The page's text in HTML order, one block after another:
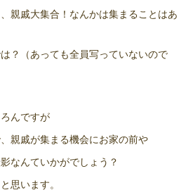
親戚大集合！なんかは集まることはあ
？（あっても全員写っていないので
んですが
親戚が集まる機会にお家の前や
なんていかがでしょう？
思います。